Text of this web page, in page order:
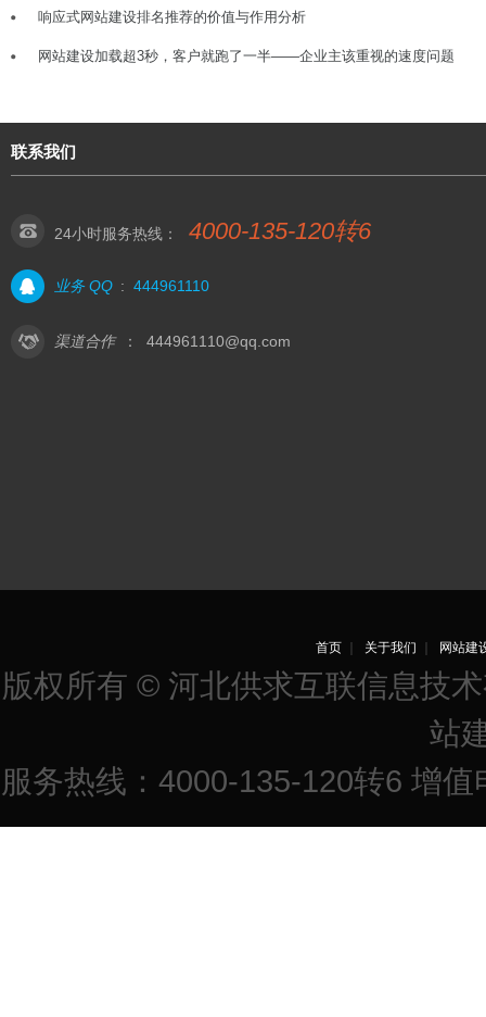
响应式网站建设排名推荐的价值与作用分析
网站建设加载超3秒，客户就跑了一半——企业主该重视的速度问题
联系我们
24小时服务热线： 4000-135-120转6
业务 QQ : 444961110
渠道合作 ： 444961110@qq.com
首页｜ 关于我们 网站建
版权所有 © 河北供求互联信息技
站
服务热线：4000-135-120转6 增